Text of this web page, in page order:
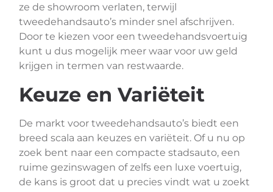
ze de showroom verlaten, terwijl
tweedehandsauto’s minder snel afschrijven.
Door te kiezen voor een tweedehandsvoertuig
kunt u dus mogelijk meer waar voor uw geld
krijgen in termen van restwaarde.
Keuze en Variëteit
De markt voor tweedehandsauto’s biedt een
breed scala aan keuzes en variëteit. Of u nu op
zoek bent naar een compacte stadsauto, een
ruime gezinswagen of zelfs een luxe voertuig,
de kans is groot dat u precies vindt wat u zoekt